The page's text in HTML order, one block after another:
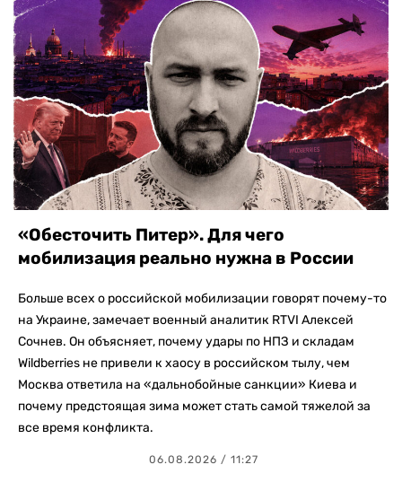
«Обесточить Питер». Для чего
мобилизация реально нужна в России
Больше всех о российской мобилизации говорят почему-то
на Украине, замечает военный аналитик RTVI Алексей
Сочнев. Он объясняет, почему удары по НПЗ и складам
Wildberries не привели к хаосу в российском тылу, чем
Москва ответила на «дальнобойные санкции» Киева и
почему предстоящая зима может стать самой тяжелой за
все время конфликта.
06.08.2026 / 11:27